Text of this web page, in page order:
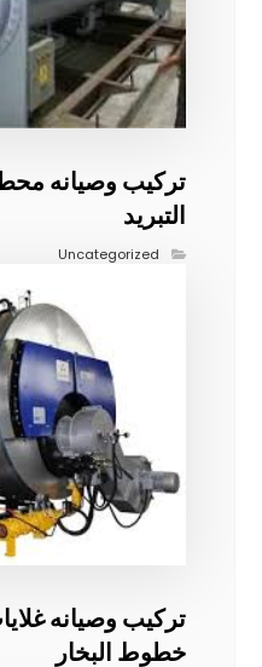
تركيب وصيانه
التبريد
Uncategorized
تركيب وصيانه
خطوط البخار